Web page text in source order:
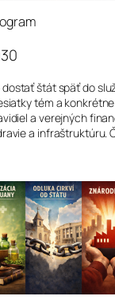
dostať štát späť do
tém a
a verejných
a infraštruktúru.